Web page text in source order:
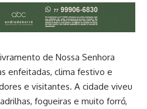
de Nossa Senhora
enfeitadas, clima festivo e
e visitantes. A cidade viveu
fogueiras e muito forró,